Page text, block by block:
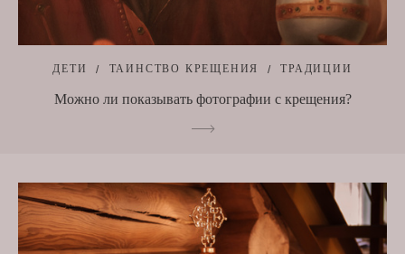
ДЕТИ ТАИНСТВО КРЕЩЕНИЯ ТРАДИЦИИ
Можно ли показывать фотографии с крещения?